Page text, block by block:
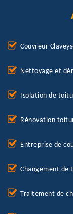
Couvreur
Nettoyage et
Isolation de
Rénovation
Entreprise de
Changement de
Traitement de